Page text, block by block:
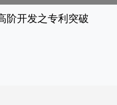
阶开发之专利突破